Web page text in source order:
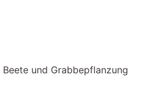
und Grabbepflanzung